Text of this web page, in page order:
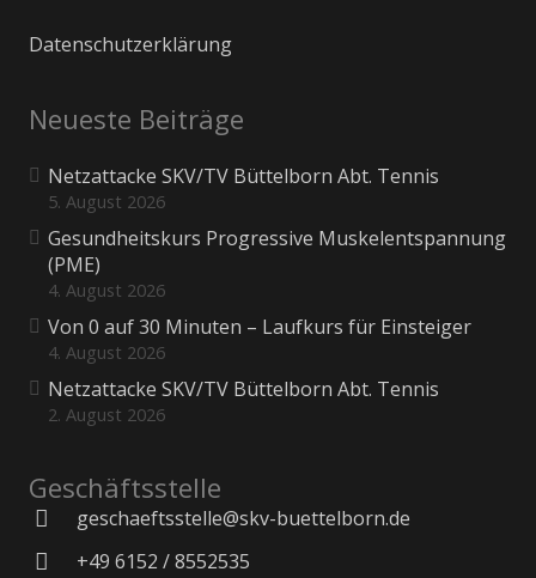
Datenschutzerklärung
Neueste Beiträge
Netzattacke SKV/TV Büttelborn Abt. Tennis
5. August 2026
Gesundheitskurs Progressive Muskelentspannung
(PME)
4. August 2026
Von 0 auf 30 Minuten – Laufkurs für Einsteiger
4. August 2026
Netzattacke SKV/TV Büttelborn Abt. Tennis
2. August 2026
Geschäftsstelle
geschaeftsstelle@skv-buettelborn.de
+49 6152 / 8552535